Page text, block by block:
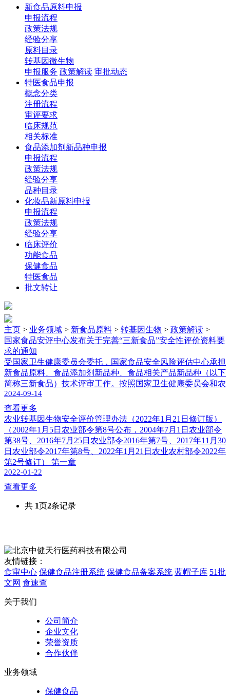
新食品原料申报
申报流程
政策法规
经验分享
原料目录
转基因微生物
申报服务 政策解读 审批动态
特医食品申报
概念分类
注册流程
审评要求
临床规范
相关标准
食品添加剂新品种申报
申报流程
政策法规
经验分享
品种目录
化妆品新原料申报
申报流程
政策法规
经验分享
临床评价
功能食品
保健食品
特医食品
批文转让
主页 > 业务领域 > 新食品原料 > 转基因生物 > 政策解读 >
国家食品安评中心发布关于完善“三新食品”安全性评价资料要
求的通知
受国家卫生健康委员会委托，国家食品安全风险评估中心承担
新食品原料、食品添加剂新品种、食品相关产品新品种（以下
简称三新食品）技术评审工作。按照国家卫生健康委员会和农
2024-09-14
查看更多
农业转基因生物安全评价管理办法（2022年1月21日修订版）
（2002年1月5日农业部令第8号公布，2004年7月1日农业部令
第38号、2016年7月25日农业部令2016年第7号、2017年11月30
日农业部令2017年第8号、2022年1月21日农业农村部令2022年
第2号修订） 第一章
2022-01-22
查看更多
共 1页2条记录
友情链接：
食审中心 保健食品注册系统 保健食品备案系统 蓝帽子库 51批
文网 食速查
关于我们
公司简介
企业文化
荣誉资质
合作伙伴
业务领域
保健食品